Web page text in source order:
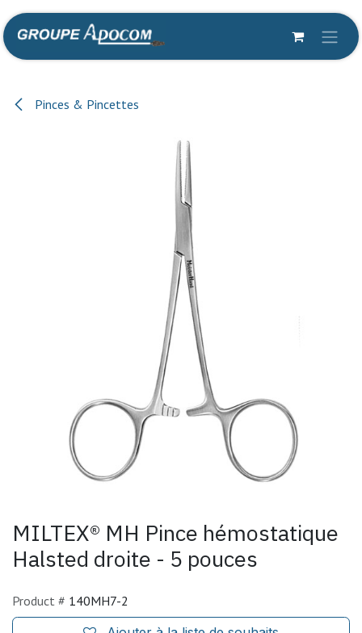
Se rendre au contenu
Pinces & Pincettes
MILTEX® MH Pince hémostatique
Halsted droite - 5 pouces
Product # 140MH7-2